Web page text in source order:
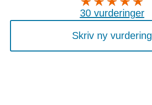
30 vurderinger
Skriv ny vurdering